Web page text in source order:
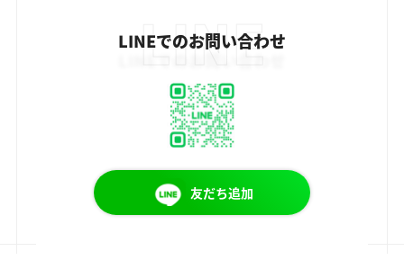
LINE
LINEでのお問い合わせ
友だち追加